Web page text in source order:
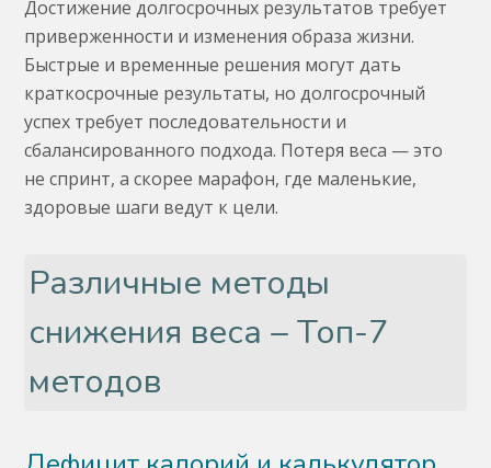
Достижение долгосрочных результатов требует
приверженности и изменения образа жизни.
Быстрые и временные решения могут дать
краткосрочные результаты, но долгосрочный
успех требует последовательности и
сбалансированного подхода. Потеря веса — это
не спринт, а скорее марафон, где маленькие,
здоровые шаги ведут к цели.
Различные методы
снижения веса – Топ-7
методов